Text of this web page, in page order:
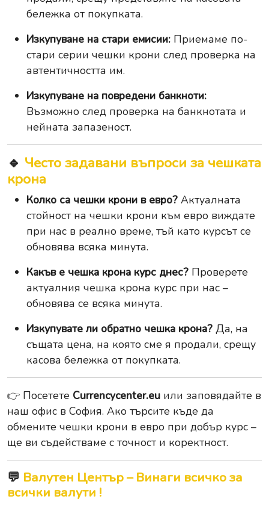
бележка от покупката.
Изкупуване на стари емисии: Приемаме по-
стари серии чешки крони след проверка на
автентичността им.
Изкупуване на повредени банкноти:
Възможно след проверка на банкнотата и
нейната запазеност.
🔹 Често задавани въпроси за чешката
крона
Колко са чешки крони в евро? Актуалната
стойност на чешки крони към евро виждате
при нас в реално време, тъй като курсът се
обновява всяка минута.
Какъв е чешка крона курс днес? Проверете
актуалния чешка крона курс при нас –
обновява се всяка минута.
Изкупувате ли обратно чешка крона? Да, на
същата цена, на която сме я продали, срещу
касова бележка от покупката.
👉 Посетете Currencycenter.eu или заповядайте в
наш офис в София. Ако търсите къде да
обмените чешки крони в евро при добър курс –
ще ви съдействаме с точност и коректност.
💬 Валутен Център – Винаги всичко за
всички валути !